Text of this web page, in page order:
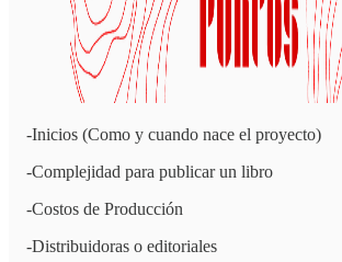
-Inicios (Como y cuando nace el proyecto)
-Complejidad para publicar un libro
-Costos de Producción
-Distribuidoras o editoriales